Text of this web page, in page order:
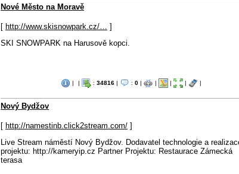
Nové Město na Moravě
[ http://www.skisnowpark.cz/…
]
SKI SNOWPARK na Harusově kopci.
| | : 34816| : 0| | | | |
Nový Bydžov
[ http://namestinb.click2stream.com/ ]
Live Stream náměstí Nový Bydžov. Dodavatel technologie a
projektu: http://kameryip.cz Partner Projektu: Restaurace Zámecká
terasa